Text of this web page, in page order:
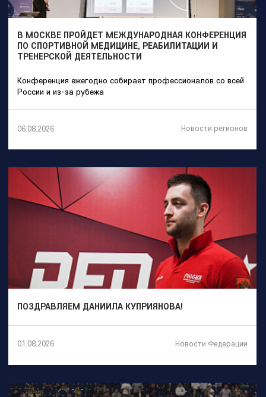
В МОСКВЕ ПРОЙДЕТ МЕЖДУНАРОДНАЯ КОНФЕРЕНЦИЯ
ПО СПОРТИВНОЙ МЕДИЦИНЕ, РЕАБИЛИТАЦИИ И
ТРЕНЕРСКОЙ ДЕЯТЕЛЬНОСТИ
Конференция ежегодно собирает профессионалов со всей
России и из-за рубежа
06.08.2026 Новости регионов
ПОЗДРАВЛЯЕМ ДАНИИЛА КУПРИЯНОВА!
01.08.2026 Новости Федерации